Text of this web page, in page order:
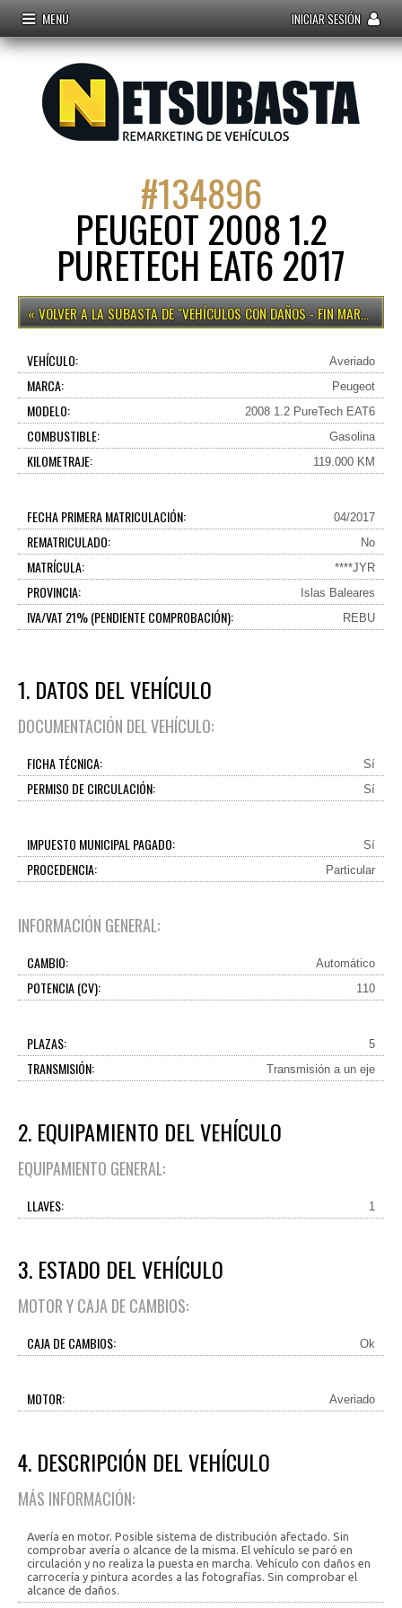
MENÚ INICIAR SESIÓN
#134896
PEUGEOT 2008 1.2
PURETECH EAT6 2017
VEHÍCULOS CON DAÑOS - FIN MARTES 12H
VEHÍCULO: Averiado
MARCA: Peugeot
MODELO: 2008 1.2 PureTech EAT6
COMBUSTIBLE: Gasolina
KILOMETRAJE: 119.000 KM
FECHA PRIMERA MATRICULACIÓN: 04/2017
REMATRICULADO: No
MATRÍCULA: ****JYR
PROVINCIA: Islas Baleares
IVA/VAT 21% (PENDIENTE COMPROBACIÓN): REBU
1. DATOS DEL VEHÍCULO
DOCUMENTACIÓN DEL VEHÍCULO:
FICHA TÉCNICA: Sí
PERMISO DE CIRCULACIÓN: Sí
IMPUESTO MUNICIPAL PAGADO: Sí
PROCEDENCIA: Particular
INFORMACIÓN GENERAL:
CAMBIO: Automático
POTENCIA (CV): 110
PLAZAS: 5
TRANSMISIÓN: Transmisión a un eje
2. EQUIPAMIENTO DEL VEHÍCULO
EQUIPAMIENTO GENERAL:
LLAVES: 1
3. ESTADO DEL VEHÍCULO
MOTOR Y CAJA DE CAMBIOS:
CAJA DE CAMBIOS: Ok
MOTOR: Averiado
4. DESCRIPCIÓN DEL VEHÍCULO
MÁS INFORMACIÓN:
Avería en motor. Posible sistema de distribución afectado. Sin
comprobar avería o alcance de la misma. El vehículo se paró en
circulación y no realiza la puesta en marcha. Vehículo con daños en
carrocería y pintura acordes a las fotografías. Sin comprobar el
alcance de daños.